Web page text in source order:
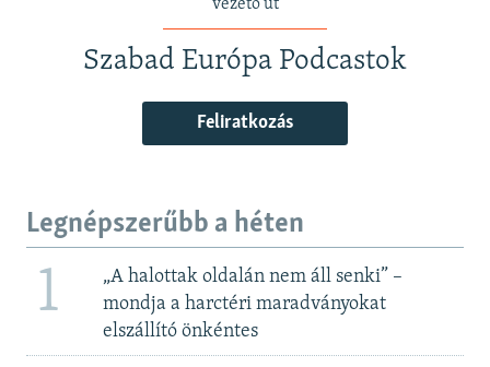
vezető út
Szabad Európa Podcastok
Feliratkozás
Legnépszerűbb a héten
1
„A halottak oldalán nem áll senki” –
mondja a harctéri maradványokat
elszállító önkéntes